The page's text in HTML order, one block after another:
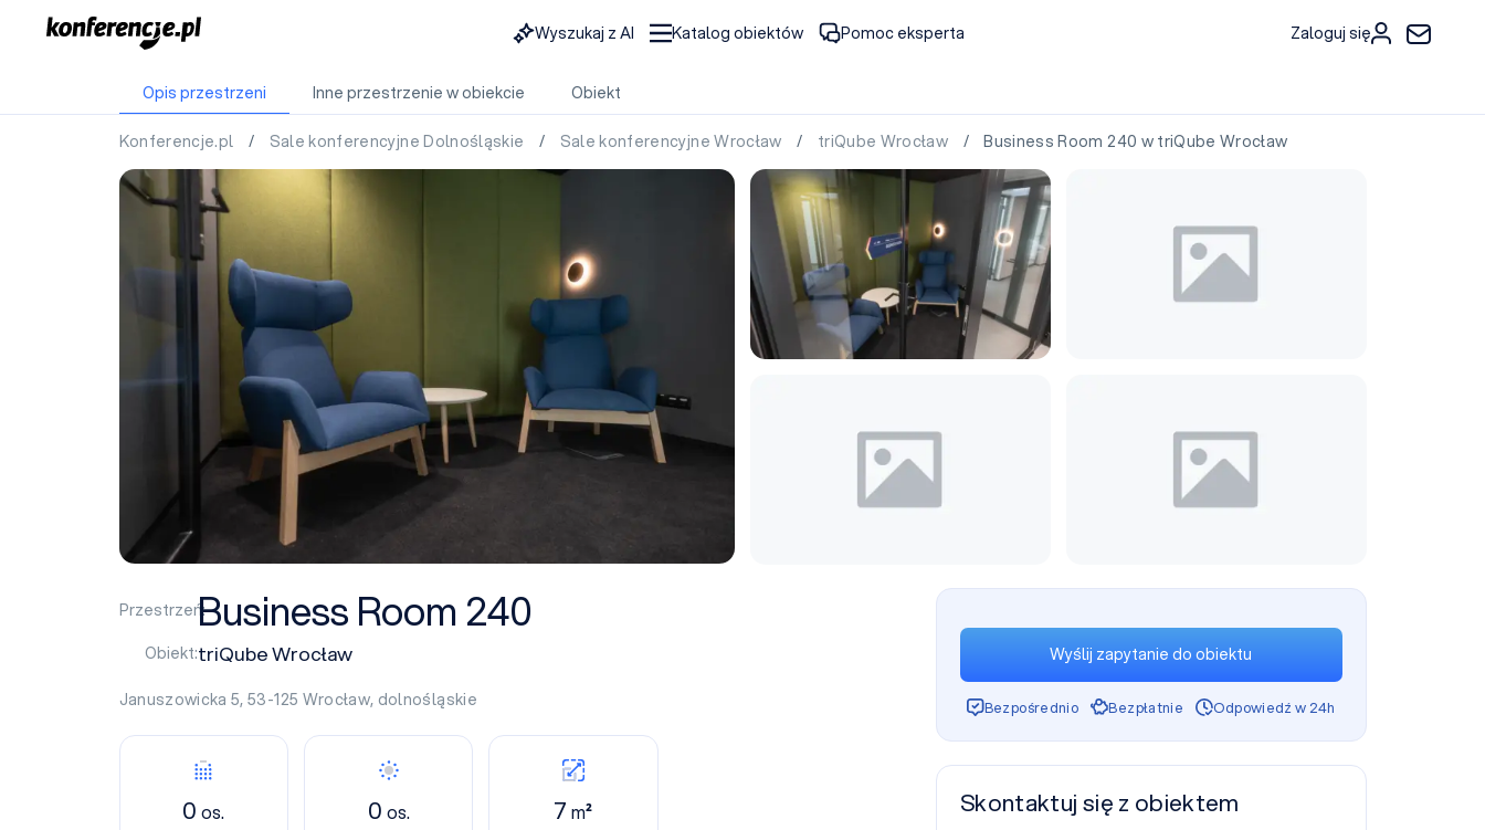
Wyszukaj z AI Katalog obiektów Pomoc eksperta Zaloguj się
Opis przestrzeni Inne przestrzenie w obiekcie Obiekt
Konferencje.pl / Sale konferencyjne Dolnośląskie / Sale konferencyjne Wrocław / triQube Wrocław / Business Room 240 w triQube Wrocław
Przestrzeń:Business Room 240
Obiekt:triQube Wrocław
Januszowicka 5, 53-125 Wrocław, dolnośląskie
0os. 0 os. 7m²
Wyślij zapytanie do obiektu
Bezpośrednio Bezpłatnie Odpowiedź w 24h
Skontaktuj się z obiektem